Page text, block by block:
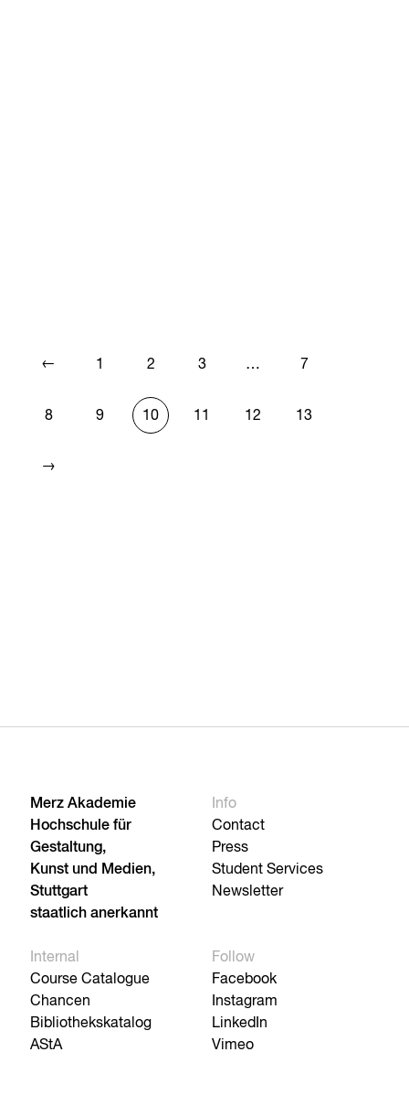
← 1 2 3 … 7
8 9 10 11 12 13
→
Merz Akademie
Hochschule für
Gestaltung,
Kunst und Medien,
Stuttgart
staatlich anerkannt
Info
Contact
Press
Student Services
Newsletter
Internal
Course Catalogue
Chancen
Bibliothekskatalog
AStA
Follow
Facebook
Instagram
LinkedIn
Vimeo